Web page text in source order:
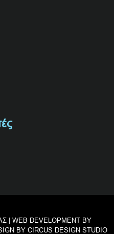
| WEB DEVELOPMENT BY
BY CIRCUS DESIGN STUDIO